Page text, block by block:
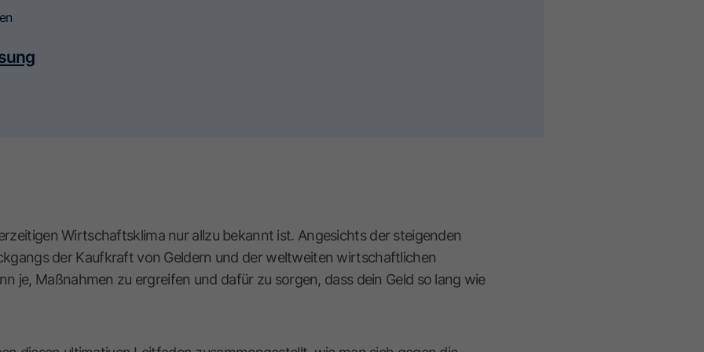
Wirtschaftsklima nur allzu bekannt ist. Angesichts der steigenden
der Kaufkraft von Geldern und der weltweiten wirtschaftlichen
je, Maßnahmen zu ergreifen und dafür zu sorgen, dass dein Geld so lang wie